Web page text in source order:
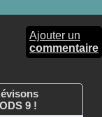
Ajouter un
commentaire
9 !